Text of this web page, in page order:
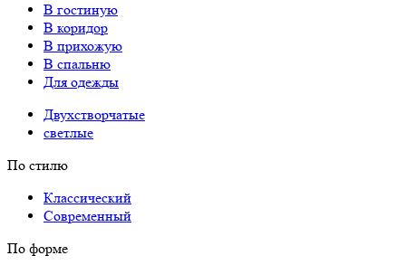
В гостиную
В коридор
В прихожую
В спальню
Для одежды
Двухстворчатые
светлые
По стилю
Классический
Современный
По форме